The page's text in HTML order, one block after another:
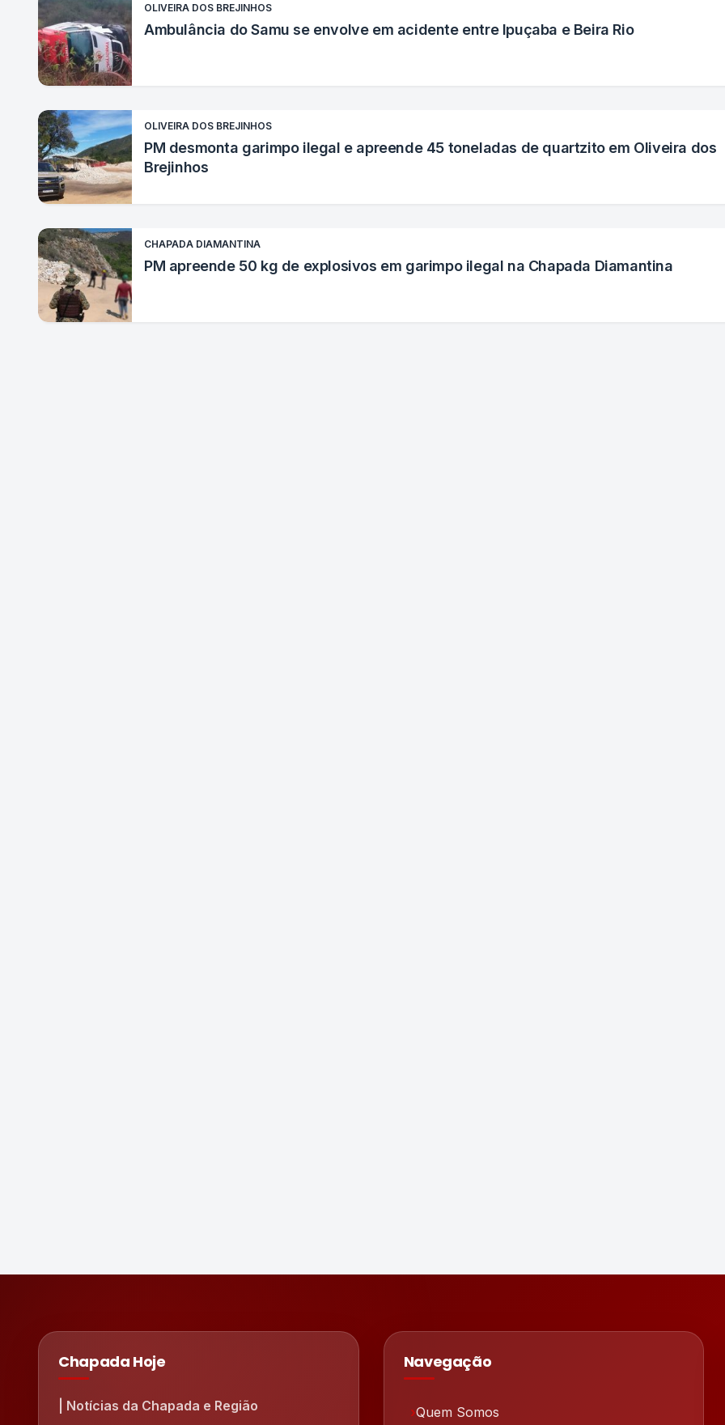
OLIVEIRA DOS BREJINHOS
Ambulância do Samu se envolve em acidente entre Ipuçaba e Beira Rio
OLIVEIRA DOS BREJINHOS
PM desmonta garimpo ilegal e apreende 45 toneladas de quartzito em Oliveira dos
Brejinhos
CHAPADA DIAMANTINA
PM apreende 50 kg de explosivos em garimpo ilegal na Chapada Diamantina
Chapada Hoje
| Notícias da Chapada e Região
Navegação
Quem Somos